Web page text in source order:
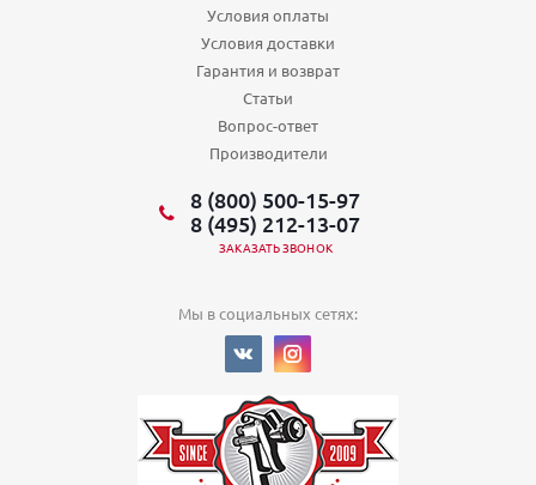
Условия оплаты
Условия доставки
Гарантия и возврат
Статьи
Вопрос-ответ
Производители
8 (800) 500-15-97
8 (495) 212-13-07
ЗАКАЗАТЬ ЗВОНОК
Мы в социальных сетях: